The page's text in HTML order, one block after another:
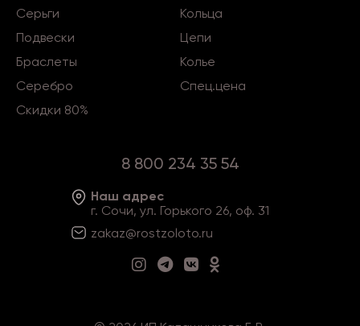
Серьги
Кольца
Подвески
Цепи
Браслеты
Колье
Серебро
Спец.цена
Скидки 80%
8 800 234 35 54
Наш адрес
г. Сочи, ул. Горького 26, оф. 31
zakaz@rostzoloto.ru